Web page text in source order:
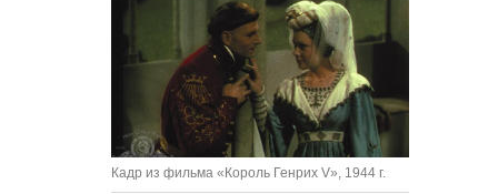
Кадр из фильма «Король Генрих V», 1944 г.